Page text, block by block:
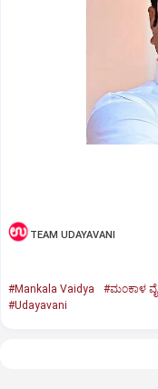
TEAM UDAYAVANI
#Mankala Vaidya #ಮಂಕಾಳ
#Udayavani